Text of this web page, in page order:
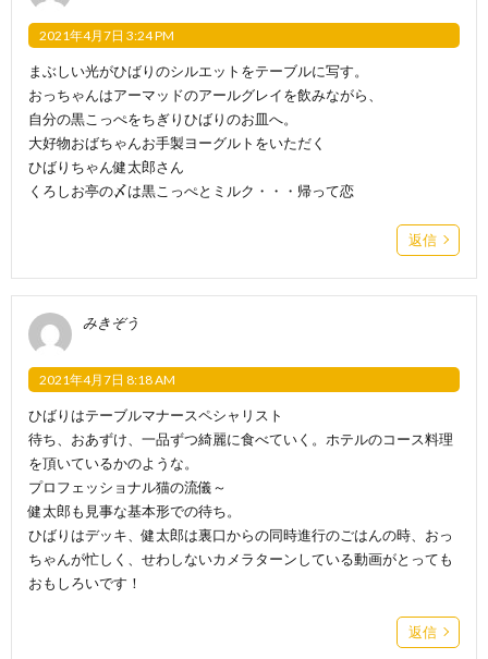
2021年4月7日 3:24 PM
まぶしい光がひばりのシルエットをテーブルに写す。
おっちゃんはアーマッドのアールグレイを飲みながら、
自分の黒こっぺをちぎりひばりのお皿へ。
大好物おばちゃんお手製ヨーグルトをいただく
ひばりちゃん健太郎さん
くろしお亭の〆は黒こっぺとミルク・・・帰って恋
返信
みきぞう
2021年4月7日 8:18 AM
ひばりはテーブルマナースペシャリスト
待ち、おあずけ、一品ずつ綺麗に食べていく。ホテルのコース料理
を頂いているかのような。
プロフェッショナル猫の流儀～
健太郎も見事な基本形での待ち。
ひばりはデッキ、健太郎は裏口からの同時進行のごはんの時、おっ
ちゃんが忙しく、せわしないカメラターンしている動画がとっても
おもしろいです！
返信